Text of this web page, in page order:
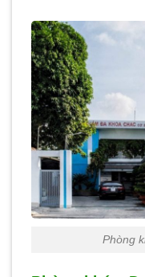
Phòng